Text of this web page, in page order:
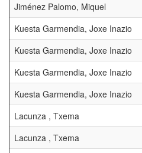
Jiménez Palomo, Miquel
Kuesta Garmendia, Joxe Inazio
Kuesta Garmendia, Joxe Inazio
Kuesta Garmendia, Joxe Inazio
Kuesta Garmendia, Joxe Inazio
Lacunza , Txema
Lacunza , Txema